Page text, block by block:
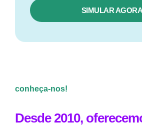
SIMULAR AGORA
conheça-nos!
Desde 2010,